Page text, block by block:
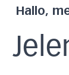
Hallo,